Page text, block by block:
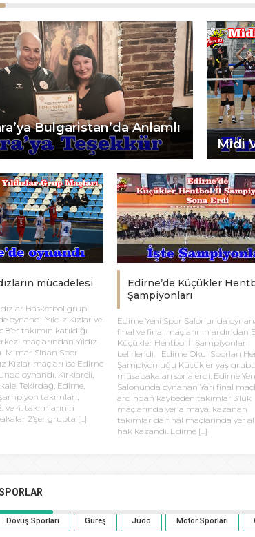
Bulgaristan’da Anlamlı
Midi
mücadelesi
Basketbol grup
oynandı. Yıldız Kızlar ve
8’er takımın katıldığı
maçlarından Yıldız
Mimar Sinan Spor
Kızlar maçları ise Edirne
oynandı. Kırklareli,
Tekirdağ, Edirne,
takımları,
ve 4. takımlarının
2’şer grupta […]
Edirne’de Küçükler
Şampiyonları
Edirne Yeni Spor Salonunda
final ve final maçlarının ardından
Küçükler Hentbol İl Şampiyonları
belirlendi. Edirne Okul Sporları
Şampiyonluğu Küçükler yaş grubu
müsabakaları sona erdi. Edirne
Salonunda oynanan Yarı final
ardından kaybeden takımlar 3’lük
maçlarında yer almaya, kazanan
takımlar da final maçlarında yer
hak kazandı. Edirne […]
Dövüş Sporları Güreş Judo Motor Sporları